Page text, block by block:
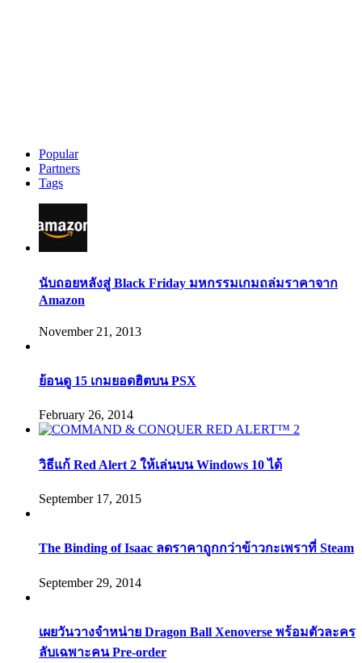
Popular
Partners
Tags
นับถอยหลังสู่ Black Friday มหกรรมเกมถล่มราคาจาก
Amazon
November 21, 2013
ย้อนดู 15 เกมยอดฮิตบน PSX
February 26, 2014
วิธีแก้ Red Alert 2 ให้เล่นบน Windows 10 ได้
September 17, 2015
The Binding of Isaac ลดราคาถูกกว่าข้าวกะเพราที่ Steam
September 29, 2014
เผยวันวางจำหน่าย Dragon Ball Xenoverse พร้อมตัวละคร
ลับเฉพาะคน Pre-order